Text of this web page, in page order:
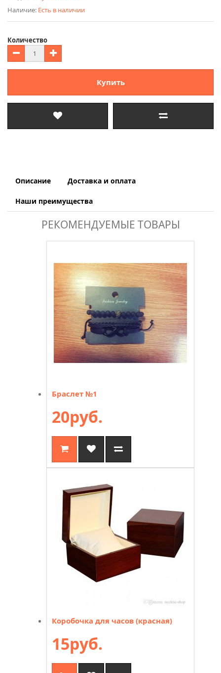
Наличие: Есть в наличии
Количество
Купить
Описание Доставка и оплата
Наши преимущества
РЕКОМЕНДУЕМЫЕ ТОВАРЫ
Браслет №1
20руб.
Коробочка для часов (красная)
15руб.